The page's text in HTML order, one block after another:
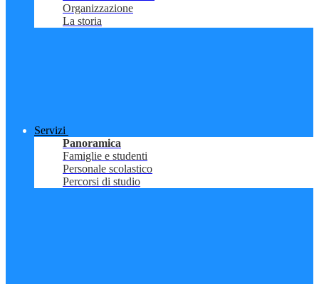
Organizzazione
La storia
Servizi
Panoramica
Famiglie e studenti
Personale scolastico
Percorsi di studio